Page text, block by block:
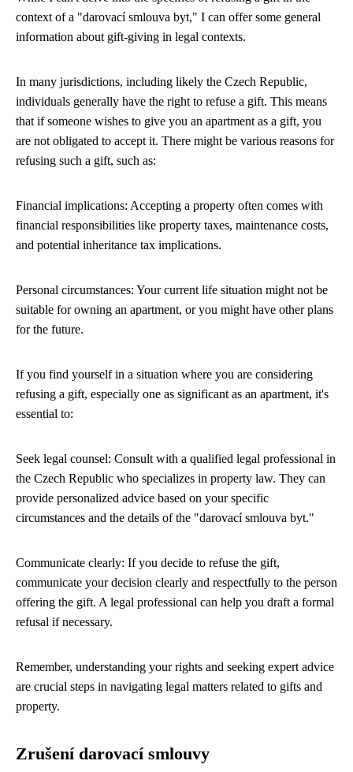
context of a "darovací smlouva byt," I can offer some general
information about gift-giving in legal contexts.
In many jurisdictions, including likely the Czech Republic,
individuals generally have the right to refuse a gift. This means
that if someone wishes to give you an apartment as a gift, you
are not obligated to accept it. There might be various reasons for
refusing such a gift, such as:
Financial implications: Accepting a property often comes with
financial responsibilities like property taxes, maintenance costs,
and potential inheritance tax implications.
Personal circumstances: Your current life situation might not be
suitable for owning an apartment, or you might have other plans
for the future.
If you find yourself in a situation where you are considering
refusing a gift, especially one as significant as an apartment, it's
essential to:
Seek legal counsel: Consult with a qualified legal professional in
the Czech Republic who specializes in property law. They can
provide personalized advice based on your specific
circumstances and the details of the "darovací smlouva byt."
Communicate clearly: If you decide to refuse the gift,
communicate your decision clearly and respectfully to the person
offering the gift. A legal professional can help you draft a formal
refusal if necessary.
Remember, understanding your rights and seeking expert advice
are crucial steps in navigating legal matters related to gifts and
property.
Zrušení darovací smlouvy